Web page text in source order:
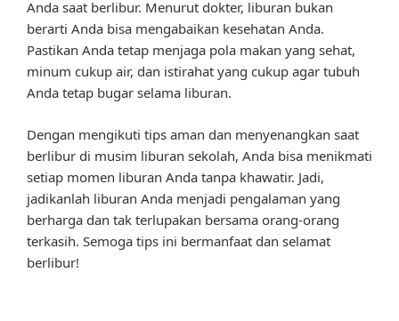
Anda saat berlibur. Menurut dokter, liburan bukan
berarti Anda bisa mengabaikan kesehatan Anda.
Pastikan Anda tetap menjaga pola makan yang sehat,
minum cukup air, dan istirahat yang cukup agar tubuh
Anda tetap bugar selama liburan.
Dengan mengikuti tips aman dan menyenangkan saat
berlibur di musim liburan sekolah, Anda bisa menikmati
setiap momen liburan Anda tanpa khawatir. Jadi,
jadikanlah liburan Anda menjadi pengalaman yang
berharga dan tak terlupakan bersama orang-orang
terkasih. Semoga tips ini bermanfaat dan selamat
berlibur!